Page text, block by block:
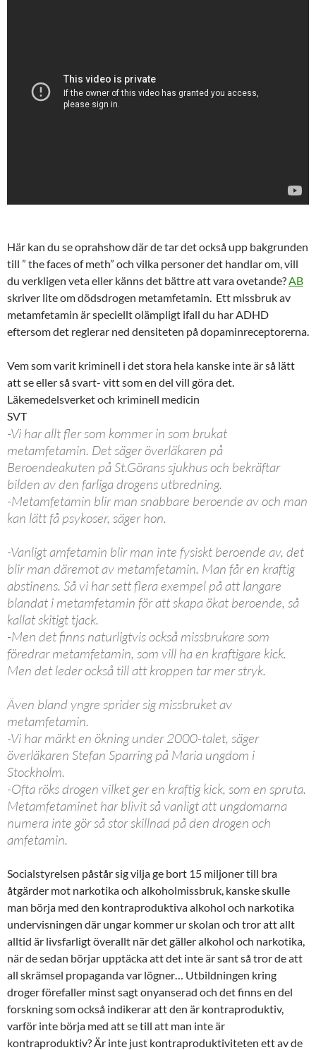
Här kan du se oprahshow där de tar det också upp bakgrunden
till ” the faces of meth” och vilka personer det handlar om, vill
du verkligen veta eller känns det bättre att vara ovetande?AB
skriver lite om dödsdrogen metamfetamin. Ett missbruk av
metamfetamin är speciellt olämpligt ifall du har ADHD
eftersom det reglerar ned densiteten på dopaminreceptorerna.
Vem som varit kriminell i det stora hela kanske inte är så lätt
att se eller så svart- vitt som en del vill göra det.
Läkemedelsverket och kriminell medicin
SVT
-Vi har allt fler som kommer in som brukat
metamfetamin. Det säger överläkaren på
Beroendeakuten på St.Görans sjukhus och bekräftar
bilden av den farliga drogens utbredning.
-Metamfetamin blir man snabbare beroende av och man
kan lätt få psykoser, säger hon.
-Vanligt amfetamin blir man inte fysiskt beroende av, det
blir man däremot av metamfetamin. Man får en kraftig
abstinens. Så vi har sett flera exempel på att langare
blandat i metamfetamin för att skapa ökat beroende, så
kallat skitigt tjack.
-Men det finns naturligtvis också missbrukare som
föredrar metamfetamin, som vill ha en kraftigare kick.
Men det leder också till att kroppen tar mer stryk.
Även bland yngre sprider sig missbruket av
metamfetamin.
-Vi har märkt en ökning under 2000-talet, säger
överläkaren Stefan Sparring på Maria ungdom i
Stockholm.
-Ofta röks drogen vilket ger en kraftig kick, som en spruta.
Metamfetaminet har blivit så vanligt att ungdomarna
numera inte gör så stor skillnad på den drogen och
amfetamin.
Socialstyrelsen påstår sig vilja ge bort 15 miljoner till bra
åtgärder mot narkotika och alkoholmissbruk, kanske skulle
man börja med den kontraproduktiva alkohol och narkotika
undervisningen där ungar kommer ur skolan och tror att allt
alltid är livsfarligt överallt när det gäller alkohol och narkotika,
när de sedan börjar upptäcka att det inte är sant så tror de att
all skrämsel propaganda var lögner… Utbildningen kring
droger förefaller minst sagt onyanserad och det finns en del
forskning som också indikerar att den är kontraproduktiv,
varför inte börja med att se till att man inte är
kontraproduktiv? Är inte just kontraproduktiviteten ett av de